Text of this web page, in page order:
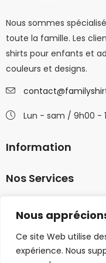
Nous
Ce site Web utilise
expérience. Nous
Nous sommes
toute la famille. Les
shirts pour enfants et
couleurs et designs.
Lun - sam / 9h00 -
Information
Nos Services
Mon Compte